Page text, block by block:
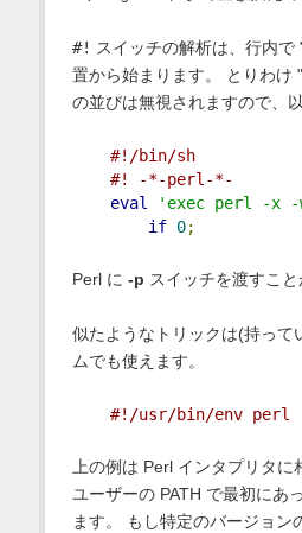
#! スイッチの解析は、行内
置から始まります。 とりわけ
の並びは無視されますので、
#!/bin/sh
#! -*-perl-*-
eval
'exec perl -x -
if 0;
Perl に -p スイッチを渡すこと
似たようなトリックは(持って
ムでも使えます。
#!/usr/bin/env perl
上の例は Perl インタプリタに
ユーザーの PATH で最初にあ
ます。 もし特定のバージョン